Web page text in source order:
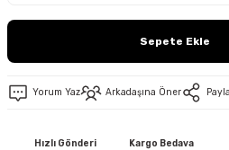
Sepete Ekle
Yorum Yaz Arkadaşına Öner
Hızlı Gönderi Kargo Bedava